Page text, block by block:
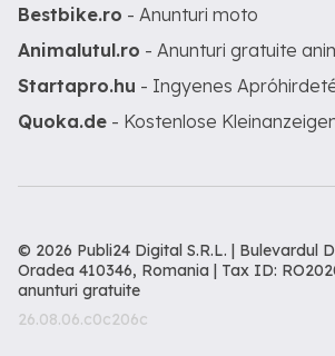
Bestbike.ro - Anunturi moto
Animalutul.ro - Anunturi gratuite
Startapro.hu - Ingyenes
Quoka.de - Kostenlose
© 2026 Publi24 Digital S.R.L. | Bulevardul
Oradea 410346, Romania | Tax ID:
anunturi gratuite
26.08.06.c0c206c